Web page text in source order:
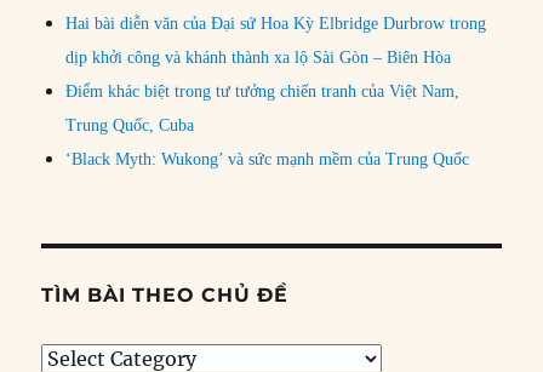
Hai bài diễn văn của Đại sứ Hoa Kỳ Elbridge Durbrow trong
dịp khởi công và khánh thành xa lộ Sài Gòn – Biên Hòa
Điểm khác biệt trong tư tưởng chiến tranh của Việt Nam,
Trung Quốc, Cuba
‘Black Myth: Wukong’ và sức mạnh mềm của Trung Quốc
TÌM BÀI THEO CHỦ ĐỀ
Tìm